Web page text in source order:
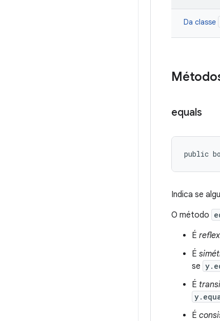
Da classe
equals
public
Indica se
O método
É
É
se
É
É